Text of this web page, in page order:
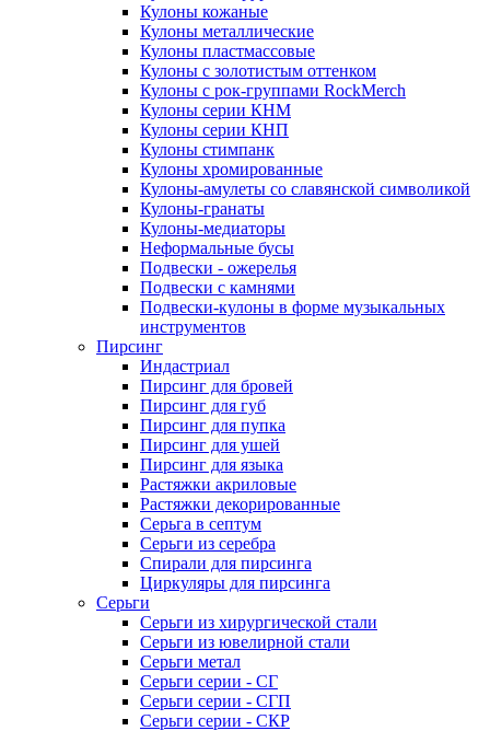
Кулоны кожаные
Кулоны металлические
Кулоны пластмассовые
Кулоны с золотистым оттенком
Кулоны с рок-группами RockMerch
Кулоны серии КНМ
Кулоны серии КНП
Кулоны стимпанк
Кулоны хромированные
Кулоны-амулеты со славянской символикой
Кулоны-гранаты
Кулоны-медиаторы
Неформальные бусы
Подвески - ожерелья
Подвески с камнями
Подвески-кулоны в форме музыкальных
инструментов
Пирсинг
Индастриал
Пирсинг для бровей
Пирсинг для губ
Пирсинг для пупка
Пирсинг для ушей
Пирсинг для языка
Растяжки акриловые
Растяжки декорированные
Серьга в септум
Серьги из серебра
Спирали для пирсинга
Циркуляры для пирсинга
Серьги
Серьги из хирургической стали
Серьги из ювелирной стали
Серьги метал
Серьги серии - СГ
Серьги серии - СГП
Серьги серии - СКР